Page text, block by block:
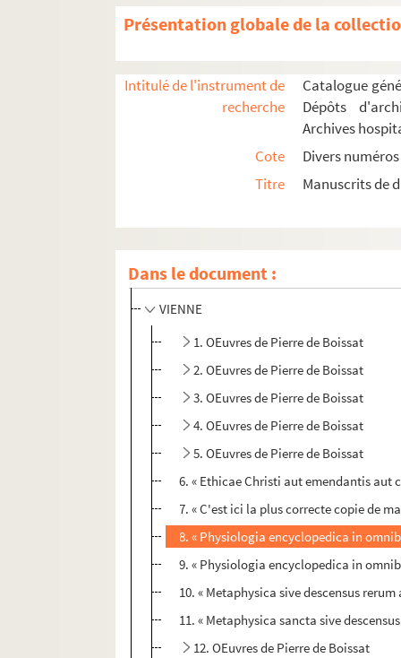
Présentation globale de la
Intitulé de l'instrument de
recherche
Catalogue
Dépôts
Archives
Cote
Divers numéros
Titre
Manuscrits de
Dans le document :
ISÈRE
GRENOBLE
VIENNE
1. OEuvres de Pierre de Boissat
2. OEuvres de Pierre de Boissat
3. OEuvres de Pierre de Boissat
4. OEuvres de Pierre de Boissat
5. OEuvres de Pierre de Boissat
6. « Ethicae Christi aut emendantis aut
7. « C'est ici la plus correcte copie de
8. « Physiologia encyclopedica in
9. « Physiologia encyclopedica in
10. « Metaphysica sive descensus
11. « Metaphysica sancta sive
12. OEuvres de Pierre de Boissat